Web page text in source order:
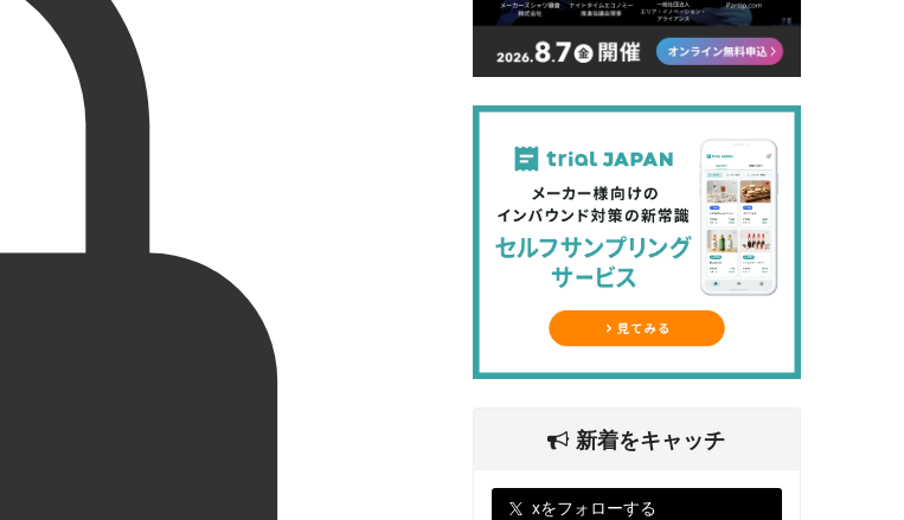
新着をキャッチ
xをフォローする